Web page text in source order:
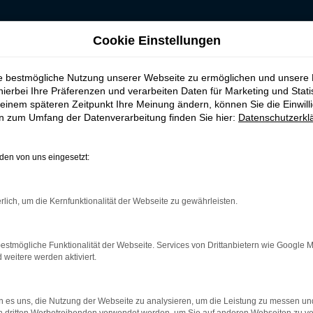
leasen,
Münster
ganz sicher das passende Fahrzeug für Sie. Der Vorteil
herausragende Ausstattung und eine enorme Effizienz
sowie als Gebraucht- oder Jahreswagen. Entsprechend
beraten Sie gerne und stehen Ihnen für all Ihre Fragen
Network Error
Cookie Einstellungen
bestmögliche Nutzung unserer Webseite zu ermöglichen und unsere
Ihre Präferenzen und verarbeiten Daten für Marketing und
späteren Zeitpunkt Ihre Meinung ändern, können Sie die
zum Umfang der Datenverarbeitung finden Sie hier:
von uns eingesetzt:
um die Kernfunktionalität der Webseite zu gewährleisten.
Funktionalität der Webseite. Services von Drittanbietern wie Google
weitere werden aktiviert.
es uns, die Nutzung der Webseite zu analysieren, um die Leistung zu messen